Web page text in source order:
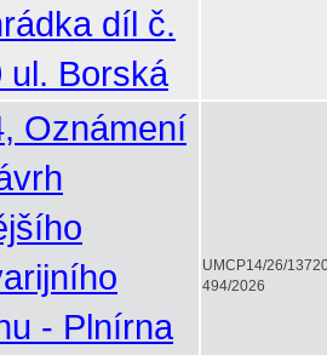
díl č.
ul. Borská
Oznámení
- Plnírna
UMCP14/26/
494/2026